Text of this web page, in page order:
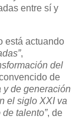
entre sí y
está actuando
,
del
de
y de generación
el siglo XXI va
de talento”, de